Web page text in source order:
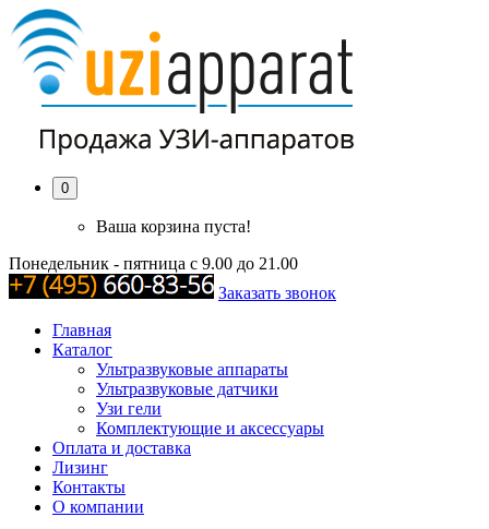
0
Ваша корзина пуста!
Понедельник - пятница с 9.00 до 21.00
Заказать звонок
Главная
Каталог
Ультразвуковые аппараты
Ультразвуковые датчики
Узи гели
Комплектующие и аксессуары
Оплата и доставка
Лизинг
Контакты
О компании